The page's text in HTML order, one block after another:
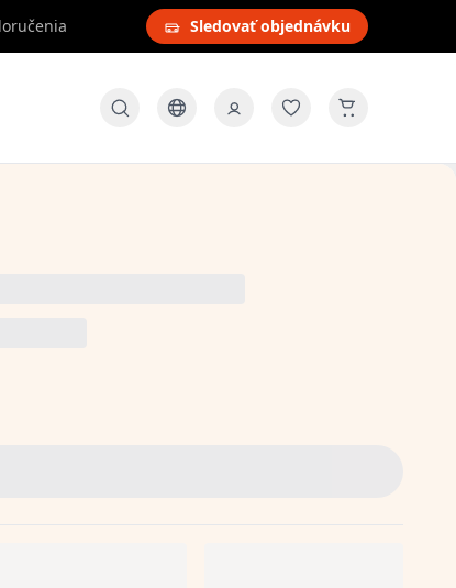
Sledovať objednávku